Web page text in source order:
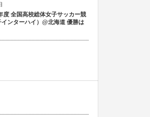
度 全国高校総体女子サッカー競
ンターハイ）@北海道 優勝は